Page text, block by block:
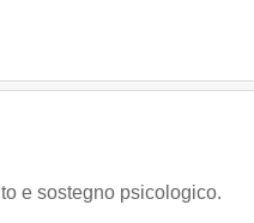
e sostegno psicologico.